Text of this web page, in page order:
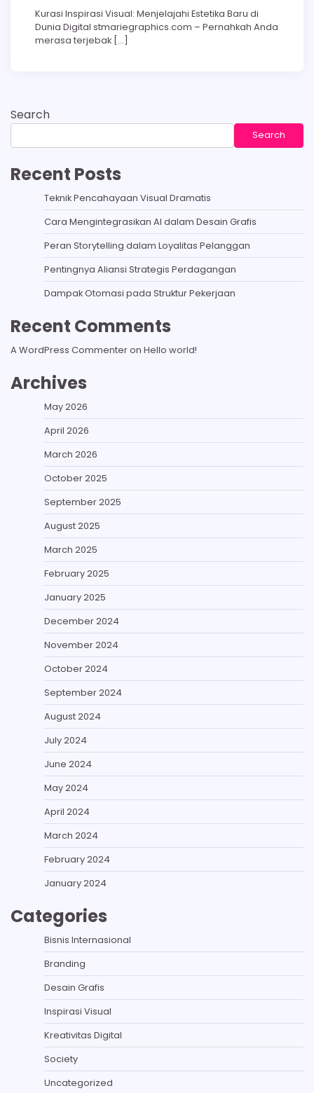
Kurasi Inspirasi Visual: Menjelajahi Estetika Baru di
Dunia Digital stmariegraphics.com – Pernahkah Anda
merasa terjebak […]
Search
Search
Recent Posts
Teknik Pencahayaan Visual Dramatis
Cara Mengintegrasikan AI dalam Desain Grafis
Peran Storytelling dalam Loyalitas Pelanggan
Pentingnya Aliansi Strategis Perdagangan
Dampak Otomasi pada Struktur Pekerjaan
Recent Comments
A WordPress Commenteron Hello world!
Archives
May 2026
April 2026
March 2026
October 2025
September 2025
August 2025
March 2025
February 2025
January 2025
December 2024
November 2024
October 2024
September 2024
August 2024
July 2024
June 2024
May 2024
April 2024
March 2024
February 2024
January 2024
Categories
Bisnis Internasional
Branding
Desain Grafis
Inspirasi Visual
Kreativitas Digital
Society
Uncategorized